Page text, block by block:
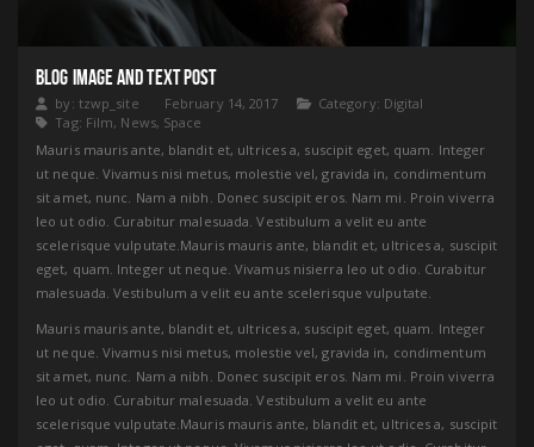
BLOG IMAGE AND TEXT POST
by: tzwp_site February 14, 2017 Category: Digital
Tag: Film, News, Space
Mauris mauris ante, blandit et, ultrices a, suscipit eget, quam. Integer
ut neque. Vivamus nisi metus, molestie vel, gravida in, condimentum
sit amet, nunc. Nam a nibh. Donec suscipit eros. Nam mi. Proin viverra
leo ut odio. Curabitur malesuada. Vestibulum a velit eu ante
scelerisque vulputate.Mauris mauris ante, blandit et, ultrices a, suscipit
eget, quam. Integer ut neque. Vivamus nisierra leo ut odio. Curabitur
malesuada. Vestibulum a velit eu ante scelerisque vulputate.
Mauris mauris ante, blandit et, ultrices a, suscipit eget, quam. Integer
ut neque. Vivamus nisi metus, molestie vel, gravida in, condimentum
sit amet, nunc. Nam a nibh. Donec suscipit eros. Nam mi. Proin viverra
leo ut odio. Curabitur malesuada. Vestibulum a velit eu ante
scelerisque vulputate.Mauris mauris ante, blandit et, ultrices a, suscipit